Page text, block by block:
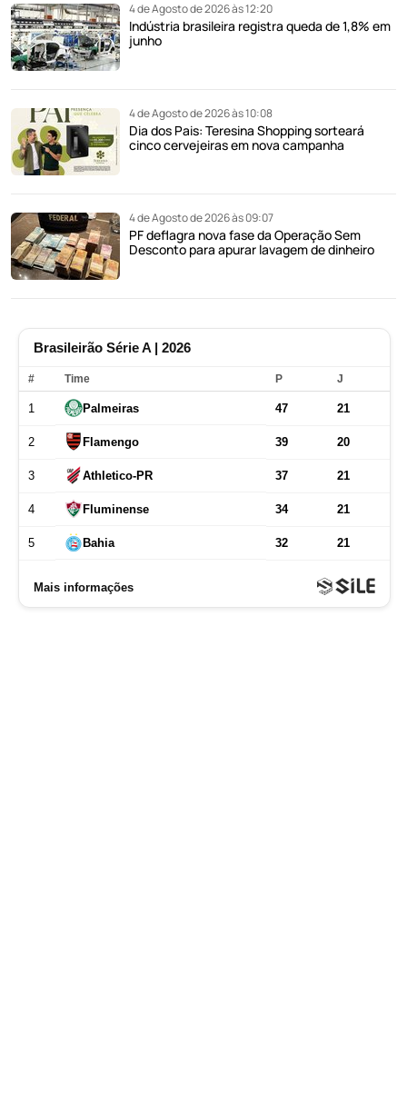
4 de Agosto de 2026 às 12:20
Indústria brasileira registra queda de 1,8% em
junho
4 de Agosto de 2026 às 10:08
Dia dos Pais: Teresina Shopping sorteará
cinco cervejeiras em nova campanha
4 de Agosto de 2026 às 09:07
PF deflagra nova fase da Operação Sem
Desconto para apurar lavagem de dinheiro